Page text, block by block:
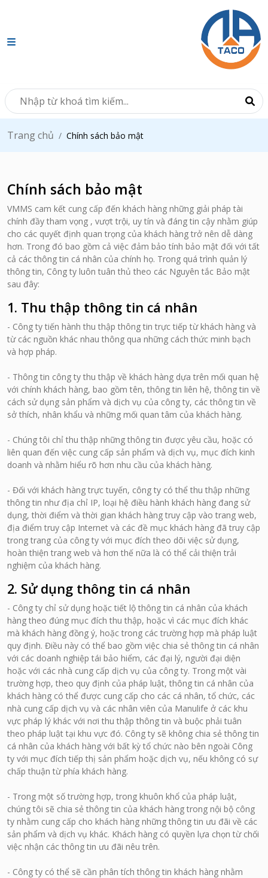
Trang chủ Chính sách bảo mật
Chính sách bảo mật
VMMS cam kết cung cấp đến khách hàng những giải pháp tài
chính đầy tham vọng , vượt trội, uy tín và đáng tin cậy nhằm giúp
cho các quyết định quan trọng của khách hàng trở nên dễ dàng
hơn. Trong đó bao gồm cả việc đảm bảo tính bảo mật đối với tất
cả các thông tin cá nhân của chính họ. Trong quá trình quản lý
thông tin, Công ty luôn tuân thủ theo các Nguyên tắc Bảo mật
sau đây:
1. Thu thập thông tin cá nhân
- Công ty tiến hành thu thập thông tin trực tiếp từ khách hàng và
từ các nguồn khác nhau thông qua những cách thức minh bạch
và hợp pháp.
- Thông tin công ty thu thập về khách hàng dựa trên mối quan hệ
với chính khách hàng, bao gồm tên, thông tin liên hệ, thông tin về
cách sử dụng sản phẩm và dịch vụ của công ty, các thông tin về
sở thích, nhân khẩu và những mối quan tâm của khách hàng.
- Chúng tôi chỉ thu thập những thông tin được yêu cầu, hoặc có
liên quan đến việc cung cấp sản phẩm và dịch vụ, mục đích kinh
doanh và nhằm hiểu rõ hơn nhu cầu của khách hàng.
- Đối với khách hàng trực tuyến, công ty có thể thu thập những
thông tin như địa chỉ IP, loại hệ điều hành khách hàng đang sử
dụng, thời điểm và thời gian khách hàng truy cập vào trang web,
địa điểm truy cập Internet và các đề mục khách hàng đã truy cập
trong trang của công ty với mục đích theo dõi việc sử dụng,
hoàn thiện trang web và hơn thế nữa là có thể cải thiện trải
nghiệm của khách hàng.
2. Sử dụng thông tin cá nhân
- Công ty chỉ sử dụng hoặc tiết lộ thông tin cá nhân của khách
hàng theo đúng mục đích thu thập, hoặc vì các mục đích khác
mà khách hàng đồng ý, hoặc trong các trường hợp mà pháp luật
quy định. Điều này có thể bao gồm việc chia sẻ thông tin cá nhân
với các doanh nghiệp tái bảo hiểm, các đại lý, người đại diện
hoặc với các nhà cung cấp dịch vụ của công ty. Trong một vài
trường hợp, theo quy định của pháp luật, thông tin cá nhân của
khách hàng có thể được cung cấp cho các cá nhân, tổ chức, các
nhà cung cấp dịch vụ và các nhân viên của Manulife ở các khu
vực pháp lý khác với nơi thu thập thông tin và buộc phải tuân
theo pháp luật tại khu vực đó. Công ty sẽ không chia sẻ thông tin
cá nhân của khách hàng với bất kỳ tổ chức nào bên ngoài Công
ty với mục đích tiếp thị sản phẩm hoặc dịch vụ, nếu không có sự
chấp thuận từ phía khách hàng.
- Trong một số trường hợp, trong khuôn khổ của pháp luật,
chúng tôi sẽ chia sẻ thông tin của khách hàng trong nội bộ công
ty nhằm cung cấp cho khách hàng những thông tin ưu đãi về các
sản phẩm và dịch vụ khác. Khách hàng có quyền lựa chọn từ chối
việc nhận các thông tin ưu đãi nêu trên.
- Công ty có thể sẽ cần phân tích thông tin khách hàng nhằm